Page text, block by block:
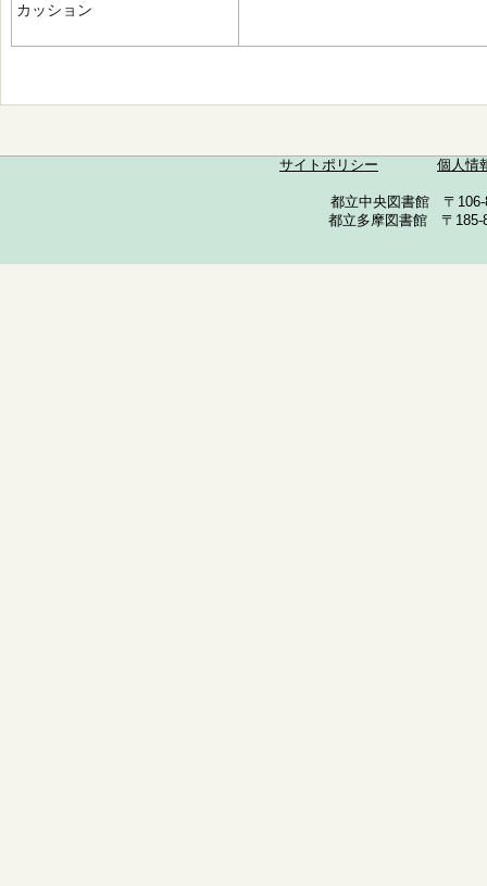
カッション
サイトポリシー 個人情
都立中央図書館 〒
都立多摩図書館 〒185-